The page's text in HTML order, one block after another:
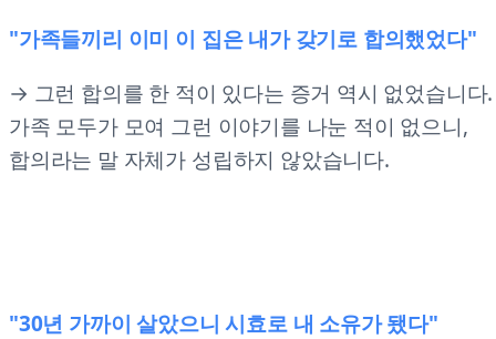
"가족들끼리 이미 이 집은 내가 갖기로 합의했었다"
→ 그런 합의를 한 적이 있다는 증거 역시 없었습니다.
가족 모두가 모여 그런 이야기를 나눈 적이 없으니,
합의라는 말 자체가 성립하지 않았습니다.
"30년 가까이 살았으니 시효로 내 소유가 됐다"